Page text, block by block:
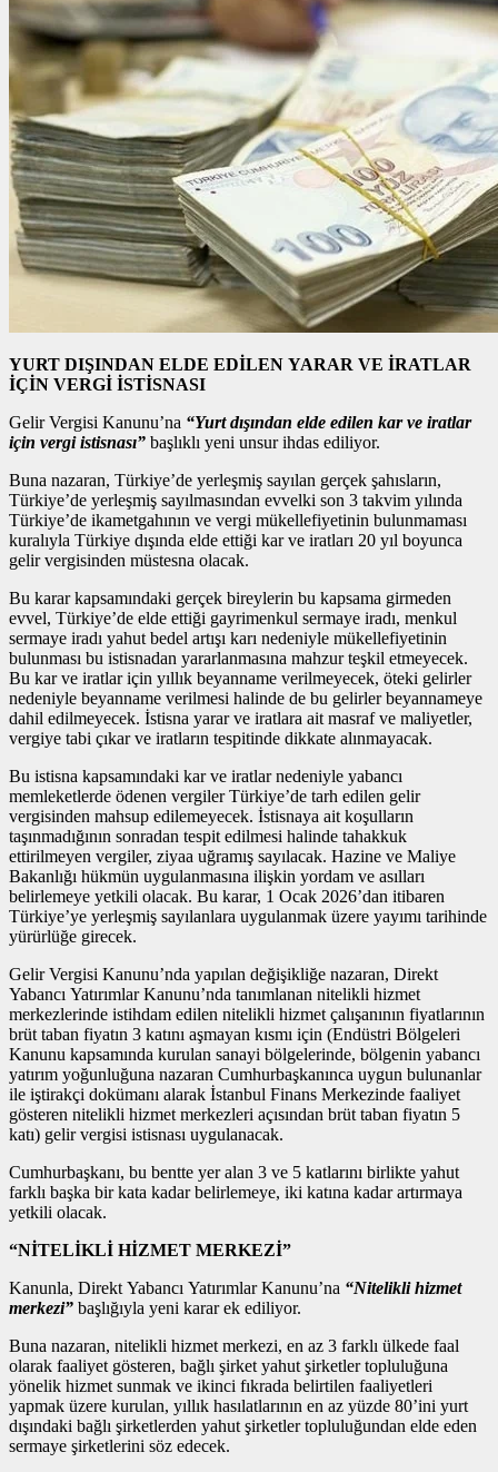
YURT DIŞINDAN ELDE EDİLEN YARAR VE İRATLAR
İÇİN VERGİ İSTİSNASI
Gelir Vergisi Kanunu’na “Yurt dışından elde edilen kar ve iratlar
için vergi istisnası” başlıklı yeni unsur ihdas ediliyor.
Buna nazaran, Türkiye’de yerleşmiş sayılan gerçek şahısların,
Türkiye’de yerleşmiş sayılmasından evvelki son 3 takvim yılında
Türkiye’de ikametgahının ve vergi mükellefiyetinin bulunmaması
kuralıyla Türkiye dışında elde ettiği kar ve iratları 20 yıl boyunca
gelir vergisinden müstesna olacak.
Bu karar kapsamındaki gerçek bireylerin bu kapsama girmeden
evvel, Türkiye’de elde ettiği gayrimenkul sermaye iradı, menkul
sermaye iradı yahut bedel artışı karı nedeniyle mükellefiyetinin
bulunması bu istisnadan yararlanmasına mahzur teşkil etmeyecek.
Bu kar ve iratlar için yıllık beyanname verilmeyecek, öteki gelirler
nedeniyle beyanname verilmesi halinde de bu gelirler beyannameye
dahil edilmeyecek. İstisna yarar ve iratlara ait masraf ve maliyetler,
vergiye tabi çıkar ve iratların tespitinde dikkate alınmayacak.
Bu istisna kapsamındaki kar ve iratlar nedeniyle yabancı
memleketlerde ödenen vergiler Türkiye’de tarh edilen gelir
vergisinden mahsup edilemeyecek. İstisnaya ait koşulların
taşınmadığının sonradan tespit edilmesi halinde tahakkuk
ettirilmeyen vergiler, ziyaa uğramış sayılacak. Hazine ve Maliye
Bakanlığı hükmün uygulanmasına ilişkin yordam ve asılları
belirlemeye yetkili olacak. Bu karar, 1 Ocak 2026’dan itibaren
Türkiye’ye yerleşmiş sayılanlara uygulanmak üzere yayımı tarihinde
yürürlüğe girecek.
Gelir Vergisi Kanunu’nda yapılan değişikliğe nazaran, Direkt
Yabancı Yatırımlar Kanunu’nda tanımlanan nitelikli hizmet
merkezlerinde istihdam edilen nitelikli hizmet çalışanının fiyatlarının
brüt taban fiyatın 3 katını aşmayan kısmı için (Endüstri Bölgeleri
Kanunu kapsamında kurulan sanayi bölgelerinde, bölgenin yabancı
yatırım yoğunluğuna nazaran Cumhurbaşkanınca uygun bulunanlar
ile iştirakçi dokümanı alarak İstanbul Finans Merkezinde faaliyet
gösteren nitelikli hizmet merkezleri açısından brüt taban fiyatın 5
katı) gelir vergisi istisnası uygulanacak.
Cumhurbaşkanı, bu bentte yer alan 3 ve 5 katlarını birlikte yahut
farklı başka bir kata kadar belirlemeye, iki katına kadar artırmaya
yetkili olacak.
“NİTELİKLİ HİZMET MERKEZİ”
Kanunla, Direkt Yabancı Yatırımlar Kanunu’na “Nitelikli hizmet
merkezi” başlığıyla yeni karar ek ediliyor.
Buna nazaran, nitelikli hizmet merkezi, en az 3 farklı ülkede faal
olarak faaliyet gösteren, bağlı şirket yahut şirketler topluluğuna
yönelik hizmet sunmak ve ikinci fıkrada belirtilen faaliyetleri
yapmak üzere kurulan, yıllık hasılatlarının en az yüzde 80’ini yurt
dışındaki bağlı şirketlerden yahut şirketler topluluğundan elde eden
sermaye şirketlerini söz edecek.